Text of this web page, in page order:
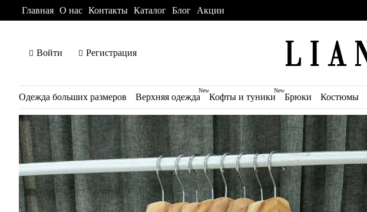
Главная О нас Контакты Каталог Блог Акции
Войти Регистрация
Одежда больших размеров Верхняя одежда
New
Кофты и туники
New
Брюки Костюмы